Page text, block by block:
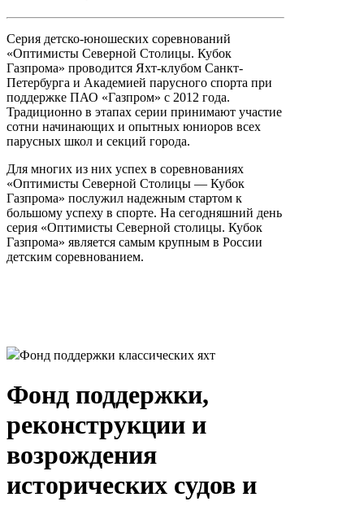
Серия детско-юношеских соревнований
«Оптимисты Северной Столицы. Кубок
Газпрома» проводится Яхт-клубом Санкт-
Петербурга и Академией парусного спорта при
поддержке ПАО «Газпром» с 2012 года.
Традиционно в этапах серии принимают участие
сотни начинающих и опытных юниоров всех
парусных школ и секций города.
Для многих из них успех в соревнованиях
«Оптимисты Северной Столицы — Кубок
Газпрома» послужил надежным стартом к
большому успеху в спорте. На сегодняшний день
серия «Оптимисты Северной столицы. Кубок
Газпрома» является самым крупным в России
детским соревнованием.
Фонд поддержки классических яхт
Фонд поддержки,
реконструкции и
возрождения
исторических судов и